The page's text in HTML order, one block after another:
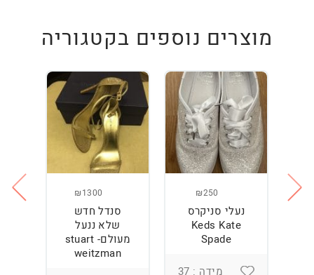
מוצרים נוספים בקטגוריה
₪250
נעלי סניקרס
Keds Kate
Spade
מידה : 37
₪1300
סנדל חדש
שלא ננעל
מעולם- stuart
weitzman